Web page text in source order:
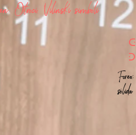
Otroci, Vilinski simboli
sólida